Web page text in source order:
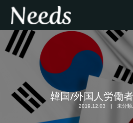
韓国/外国人労働
2019.12.03 未分類,